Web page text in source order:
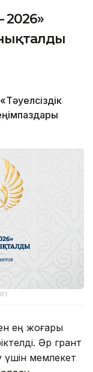
2026»
ең жоғары
Әр грант
үшін мемлекет